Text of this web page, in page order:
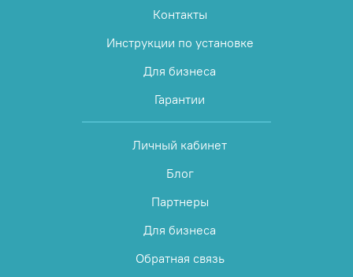
Контакты
Инструкции по установке
Для бизнеса
Гарантии
Личный кабинет
Блог
Партнеры
Для бизнеса
Обратная связь